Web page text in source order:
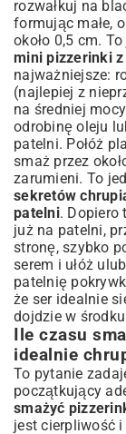
rozwałkuj na
formując małe,
około 0,5 cm.
mini pizzerinki
najważniejsze:
(najlepiej z
na średniej
odrobinę oleju
patelni. Połóż
smaż przez
zarumieni. To
sekretów
patelni. Dopiero
już na patelni,
stronę, szybko
serem i ułóż
patelnię
że ser idealnie
dojdzie w
Ile czasu
idealnie
To pytanie
początkujący
smażyć
jest cierpliwość i